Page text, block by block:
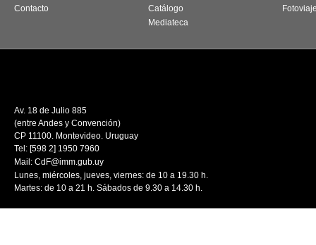
Contacto
Catálogo
Mediateca
Av. 18 de Julio 885
(entre Andes y Convención)
CP 11100. Montevideo. Uruguay
Tel: [598 2] 1950 7960
Mail: CdF@imm.gub.uy
Lunes, miércoles, jueves, viernes: de 10 a 19.30 h.
Martes: de 10 a 21 h. Sábados de 9.30 a 14.30 h.